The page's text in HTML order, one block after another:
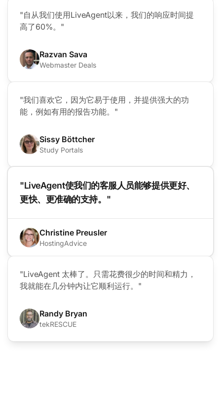
"自从我们使用LiveAgent以来，我们的响应时间提
高了60%。"
Razvan Sava
Webmaster Deals
"我们喜欢它，因为它易于使用，并提供强大的功
能，例如有用的报告功能。"
Sissy Böttcher
Study Portals
"LiveAgent使我们的客服人员能够提供更好、
更快、更准确的支持。"
Christine Preusler
HostingAdvice
"LiveAgent 太棒了。只需花费很少的时间和精力，
我就能在几分钟内让它顺利运行。"
Randy Bryan
tekRESCUE